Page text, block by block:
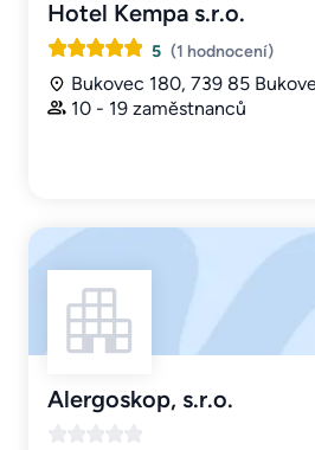
Hotel Kempa s.r.o.
5 (1 hodnocení)
Bukovec 180, 739 85
10 - 19 zaměstnanců
Alergoskop, s.r.o.